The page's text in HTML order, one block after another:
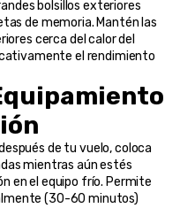
bolsillos exteriores
de memoria. Mantén las
cerca del calor del
el rendimiento
de tu vuelo, coloca
mientras aún estés
en el equipo frío. Permite
(30-60 minutos)